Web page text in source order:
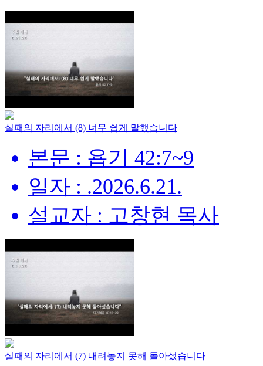
실패의 자리에서 (8) 너무 쉽게 말했습니다
본문 : 욥기 42:7~9
일자 : .2026.6.21.
설교자 : 고창현 목사
실패의 자리에서 (7) 내려놓지 못해 돌아섰습니다